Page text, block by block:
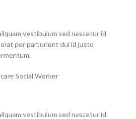
vestibulum sed nascetur id
per parturient dui id justo
Social Worker
vestibulum sed nascetur id